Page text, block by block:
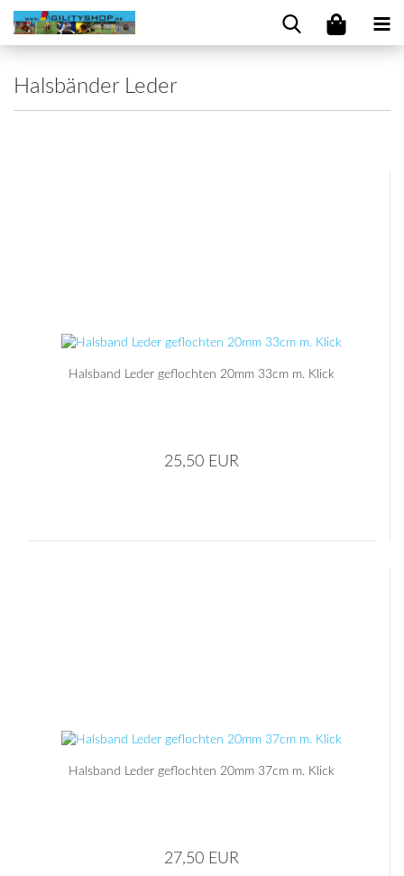
Halsbänder Leder
Halsband Leder geflochten 20mm 33cm m. Klick
25,50 EUR
Halsband Leder geflochten 20mm 37cm m. Klick
27,50 EUR